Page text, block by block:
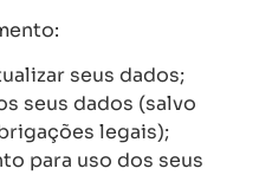
seus dados;
seus dados (salvo
legais);
para uso dos seus